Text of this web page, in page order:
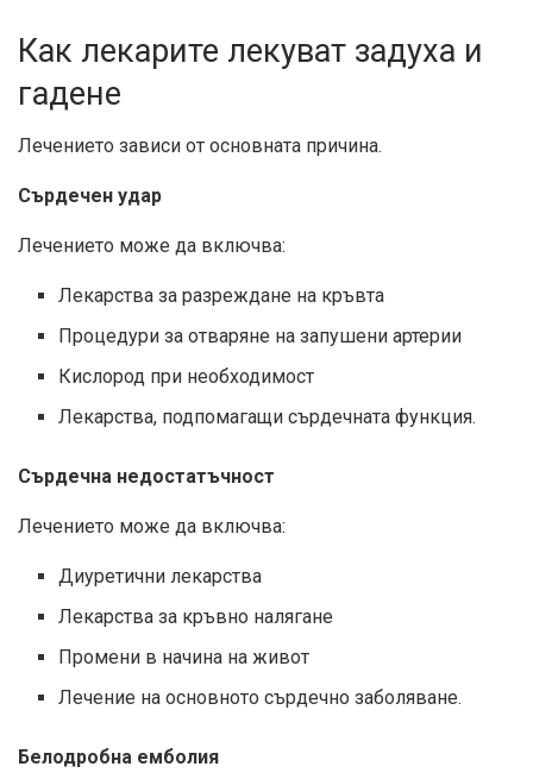
Как лекарите лекуват задуха и
гадене
Лечението зависи от основната причина.
Сърдечен удар
Лечението може да включва:
Лекарства за разреждане на кръвта
Процедури за отваряне на запушени артерии
Кислород при необходимост
Лекарства, подпомагащи сърдечната функция.
Сърдечна недостатъчност
Лечението може да включва:
Диуретични лекарства
Лекарства за кръвно налягане
Промени в начина на живот
Лечение на основното сърдечно заболяване.
Белодробна емболия